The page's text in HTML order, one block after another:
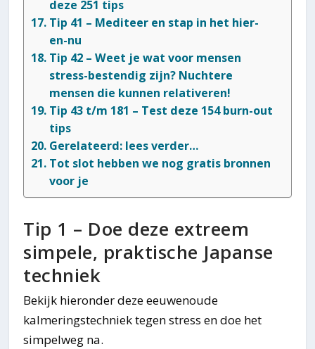
deze 251 tips
Tip 41 – Mediteer en stap in het hier-
en-nu
Tip 42 – Weet je wat voor mensen
stress-bestendig zijn? Nuchtere
mensen die kunnen relativeren!
Tip 43 t/m 181 – Test deze 154 burn-out
tips
Gerelateerd: lees verder…
Tot slot hebben we nog gratis bronnen
voor je
Tip 1 – Doe deze extreem
simpele, praktische Japanse
techniek
Bekijk hieronder deze eeuwenoude
kalmeringstechniek tegen stress en doe het
simpelweg na.